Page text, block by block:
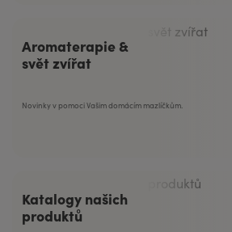
Aromaterapie &
svět zvířat
Novinky v pomoci Vašim domácím mazlíčkům.
Katalogy našich
produktů